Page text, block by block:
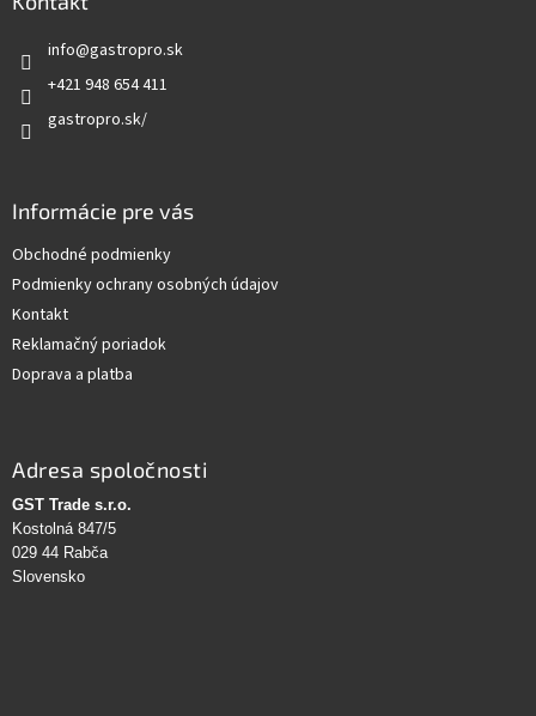
info@gastropro.sk
+421 948 654 411
gastropro.sk/
Informácie pre vás
Obchodné podmienky
Podmienky ochrany osobných údajov
Kontakt
Reklamačný poriadok
Doprava a platba
Adresa spoločnosti
GST Trade s.r.o.
Kostolná 847/5
029 44 Rabča
Slovensko